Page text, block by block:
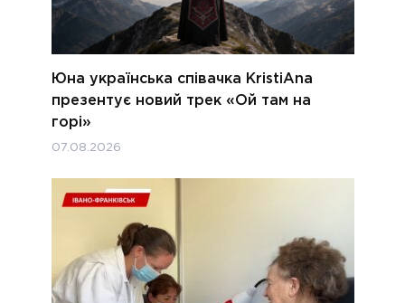
Юна українська співачка KristiAna
презентує новий трек «Ой там на
горі»
07.08.2026